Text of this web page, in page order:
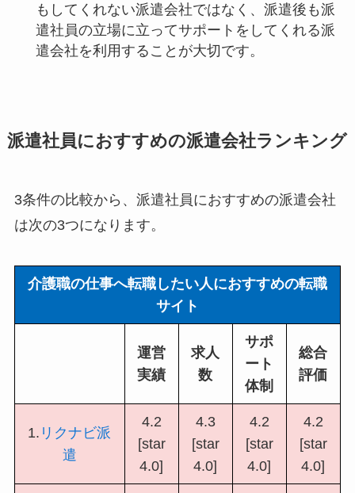
もしてくれない派遣会社ではなく、派遣後も派
遣社員の立場に立ってサポートをしてくれる派
遣会社を利用することが大切です。
派遣社員におすすめの派遣会社ランキング
3条件の比較から、派遣社員におすすめの派遣会社
は次の3つになります。
介護職の仕事へ転職したい人におすすめの転職
サイト
運営
実績
求人
数
サポ
ート
体制
総合
評価
1. リクナビ派
遣
4.2
[star
4.0]
4.3
[star
4.0]
4.2
[star
4.0]
4.2
[star
4.0]